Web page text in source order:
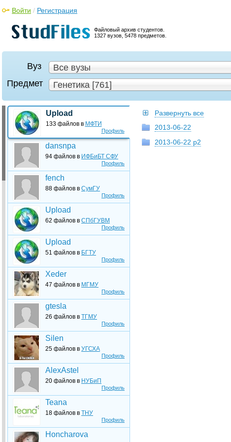
Файловый архив студентов.
1327 вузов, 5478 предметов.
Войти / Регистрация
Вуз
Все вузы
Предмет
Генетика [761]
Профиль
Upload
133 файлов в МФТИ
Профиль
dansnpa
94 файлов в ИФБиБТ СФУ
Профиль
fench
88 файлов в СумГУ
Профиль
Upload
62 файлов в СПбГУВМ
Профиль
Upload
51 файлов в БГТУ
Профиль
Xeder
47 файлов в МГМУ
Профиль
gtesla
26 файлов в ТГМУ
Профиль
Silen
25 файлов в УГСХА
Профиль
AlexAstel
20 файлов в НУБиП
Профиль
Teana
18 файлов в ТНУ
Honcharova
Развернуть все
2013-06-22
2013-06-22 p2